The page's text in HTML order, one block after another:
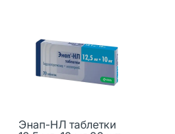
Энап-НЛ таблетки